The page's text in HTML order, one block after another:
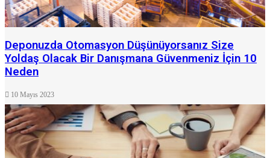
Deponuzda Otomasyon Düşünüyorsanız Size
Yoldaş Olacak Bir Danışmana Güvenmeniz İçin 10
Neden
10 Mayıs 2023